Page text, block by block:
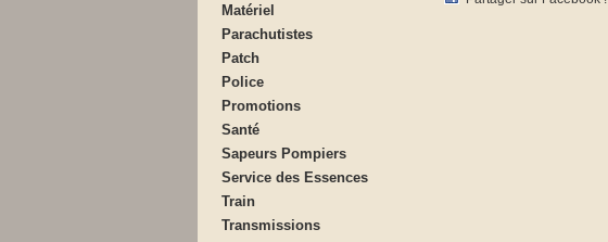
Matériel
Parachutistes
Patch
Police
Promotions
Santé
Sapeurs Pompiers
Service des Essences
Train
Transmissions